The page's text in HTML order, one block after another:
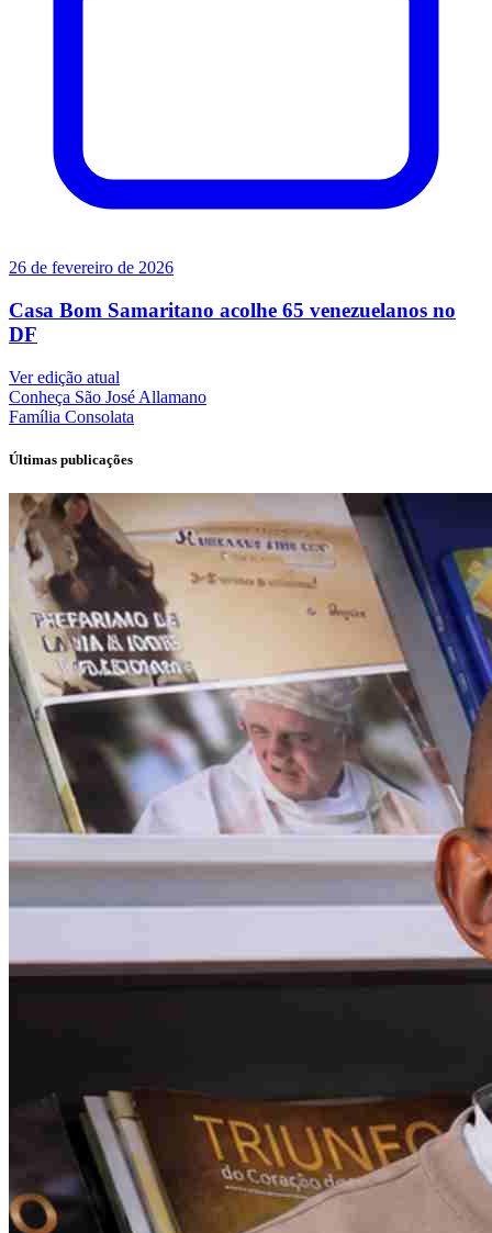
26 de fevereiro de 2026
Casa Bom Samaritano acolhe 65 venezuelanos no
DF
Ver edição atual
Conheça São José Allamano
Família Consolata
Últimas publicações